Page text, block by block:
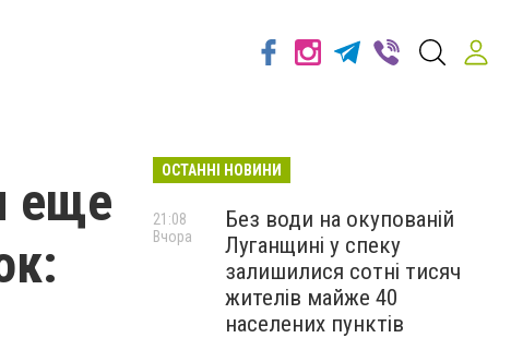
еще
ОСТАННІ НОВИНИ
Без води на окупованій
Луганщині у спеку
залишилися сотні тисяч
жителів майже 40
населених пунктів
21:08
Вчора